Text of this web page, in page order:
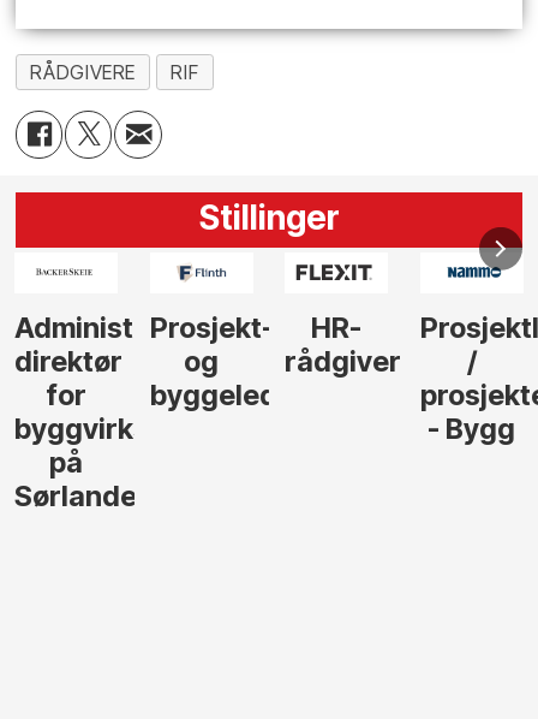
RÅDGIVERE RIF
Stillinger
HR-
rådgiver
Prosjektleder
/
prosjekteringsleder
Vi
behøver
elektrofagfolk
Anlegg
søker
Elektro